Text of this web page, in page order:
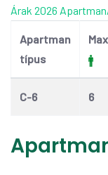
Árak 2026
Apartman
típus
C-6 6